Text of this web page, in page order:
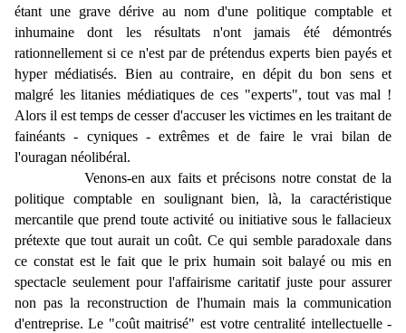
étant une grave dérive au nom d'une politique comptable et
inhumaine dont les résultats n'ont jamais été démontrés
rationnellement si ce n'est par de prétendus experts bien payés et
hyper médiatisés. Bien au contraire, en dépit du bon sens et
malgré les litanies médiatiques de ces "experts", tout vas mal !
Alors il est temps de cesser d'accuser les victimes en les traitant de
fainéants - cyniques - extrêmes et de faire le vrai bilan de
l'ouragan néolibéral.
Venons-en aux faits et précisons notre constat de la
politique comptable en soulignant bien, là, la caractéristique
mercantile que prend toute activité ou initiative sous le fallacieux
prétexte que tout aurait un coût. Ce qui semble paradoxale dans
ce constat est le fait que le prix humain soit balayé ou mis en
spectacle seulement pour l'affairisme caritatif juste pour assurer
non pas la reconstruction de l'humain mais la communication
d'entreprise. Le "coût maitrisé" est votre centralité intellectuelle -